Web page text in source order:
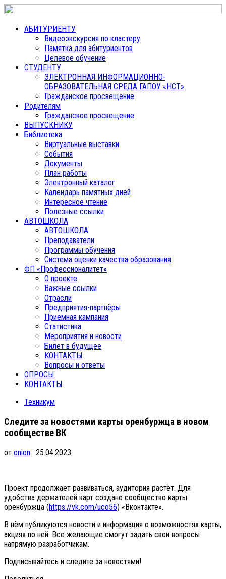
АБИТУРИЕНТУ
Видеоэкскурсия по кластеру
Памятка для абитуриентов
Целевое обучение
СТУДЕНТУ
ЭЛЕКТРОННАЯ ИНФОРМАЦИОННО-
ОБРАЗОВАТЕЛЬНАЯ СРЕДА ГАПОУ «НСТ»
Гражданское просвещение
Родителям
Гражданское просвещение
ВЫПУСКНИКУ
Библиотека
Виртуальные выставки
События
Документы
План работы
Электронный каталог
Календарь памятных дней
Интересное чтение
Полезные ссылки
АВТОШКОЛА
АВТОШКОЛА
Преподаватели
Программы обучения
Система оценки качества образования
ФП «Профессионалитет»
О проекте
Важные ссылки
Отрасли
Предприятия-партнёры
Приемная кампания
Статистика
Мероприятия и новости
Билет в будущее
КОНТАКТЫ
Вопросы и ответы
ОПРОСЫ
КОНТАКТЫ
Техникум
Следите за новостями карты оренбуржца в новом
сообществе ВК
от onion · 25.04.2023
Проект продолжает развиваться, аудитория растёт. Для
удобства держателей карт создано сообщество карты
оренбуржца (https://vk.com/uco56) «Вконтакте».
В нём публикуются новости и информация о возможностях карты,
акциях по ней. Все желающие смогут задать свои вопросы
напрямую разработчикам.
Подписывайтесь и следите за новостями!